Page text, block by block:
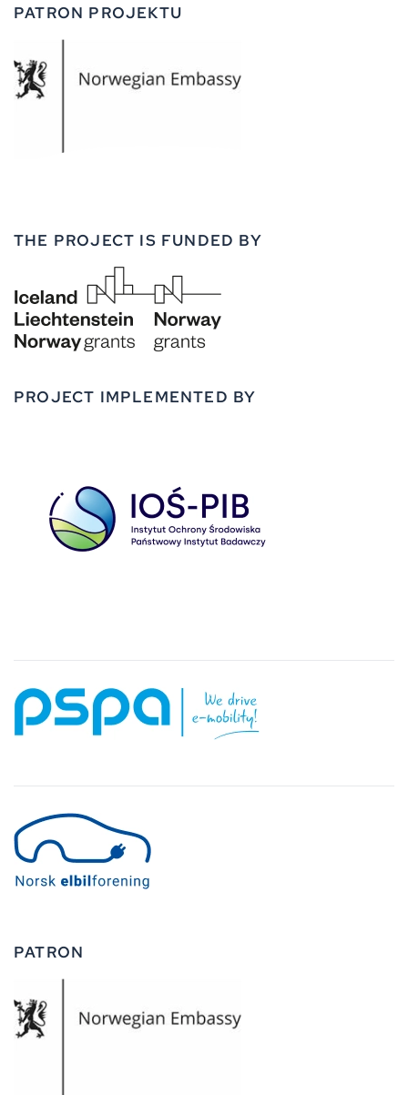
PATRON PROJEKTU
THE PROJECT IS FUNDED BY
PROJECT IMPLEMENTED BY
PATRON